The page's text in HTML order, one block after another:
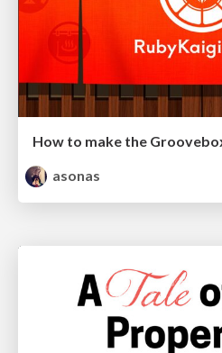
How to make the
asonas